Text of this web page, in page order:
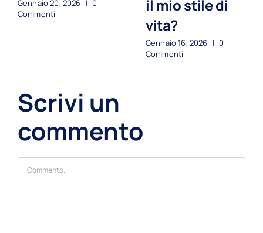
Gennaio 20, 2026 | 0
Commenti
il mio stile di
vita?
Gennaio 16, 2026 | 0
Commenti
Scrivi un
commento
Commento